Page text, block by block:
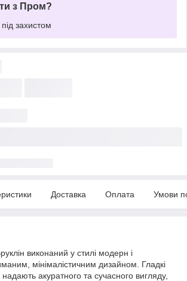
з Пром?
захистом
Доставка Оплата Умови
виконаний у стилі модерн і
мінімалістичним дизайном. Гладкі
акуратного та сучасного вигляду,